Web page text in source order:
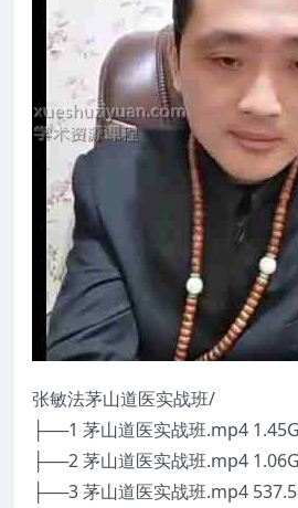
张敏法茅山道医实战班/
├──1 茅山道医实战班.mp4 1.45G
├──2 茅山道医实战班.mp4 1.06G
├──3 茅山道医实战班.mp4